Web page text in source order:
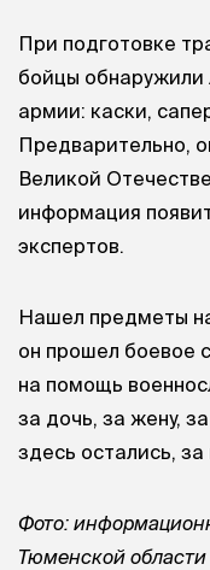
При подготовке
бойцы обнаружили
армии: каски,
Предварительно,
Великой
информация
экспертов.
Нашел предметы
он прошел боевое
на помощь
за дочь, за жену,
здесь остались, за
Фото:
Тюменской области